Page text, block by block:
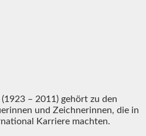
– 2011) gehört zu den
und Zeichnerinnen, die in
Karriere machten.